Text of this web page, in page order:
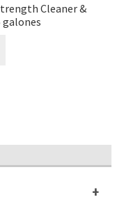
Cleaner &
galones
+